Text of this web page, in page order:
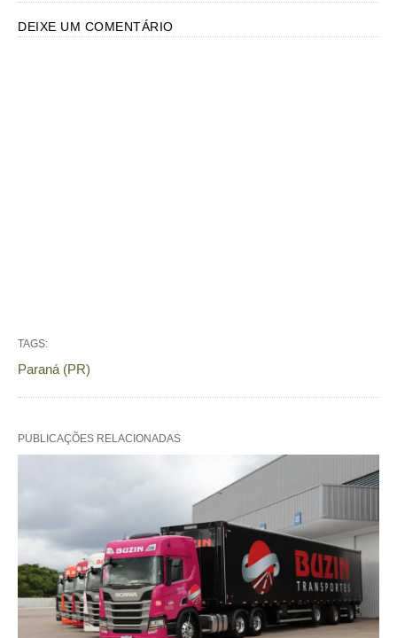
DEIXE UM COMENTÁRIO
TAGS:
Paraná (PR)
PUBLICAÇÕES RELACIONADAS